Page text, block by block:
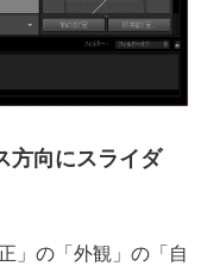
方向にスライダ
」の「外観」の「自